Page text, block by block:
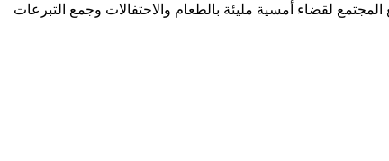
آت كريكز بيند في كارلايل، حيث يجمع المجتمع لقضاء أمسية مليئة بالطعام والاحتفالات وجمع التبرعات